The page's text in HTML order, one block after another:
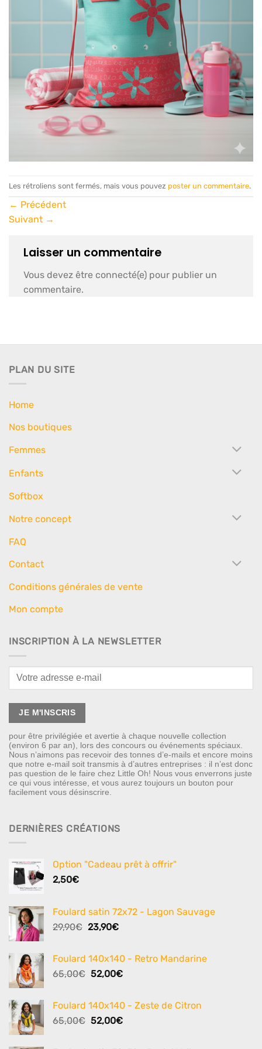
Les rétroliens sont fermés, mais vous pouvez poster un commentaire.
← Précédent
Suivant →
Laisser un commentaire
Vous devez être connecté(e) pour publier un
commentaire.
PLAN DU SITE
Home
Nos boutiques
Femmes
Enfants
Softbox
Notre concept
FAQ
Contact
Conditions générales de vente
Mon compte
INSCRIPTION À LA NEWSLETTER
pour être privilégiée et avertie à chaque nouvelle collection
(environ 6 par an), lors des concours ou événements spéciaux.
Nous n’aimons pas recevoir des tonnes d’e-mails et encore moins
que notre e-mail soit transmis à d’autres entreprises : il n’est donc
pas question de le faire chez Little Oh! Nous vous enverrons juste
ce qui vous intéresse, et vous aurez toujours un bouton pour
facilement vous désinscrire.
DERNIÈRES CRÉATIONS
Option "Cadeau prêt à offrir"
2,50€
Foulard satin 72x72 - Lagon Sauvage
29,90€ Le
était :
29,90€.
23,90€Le
est :
23,90€.
Foulard 140x140 - Retro Mandarine
65,00€ Le
était :
65,00€.
52,00€Le
est :
52,00€.
Foulard 140x140 - Zeste de Citron
65,00€ Le
52,00€Le